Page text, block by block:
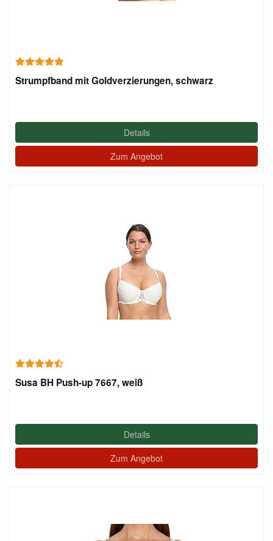
Strumpfband mit Goldverzierungen, schwarz
Details
Zum Angebot
Susa BH Push-up 7667, weiß
Details
Zum Angebot